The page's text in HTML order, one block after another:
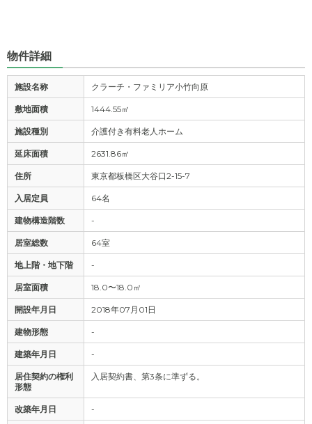
物件詳細
施設名称 クラーチ・ファミリア小竹向原
敷地面積 1444.55㎡
施設種別 介護付き有料老人ホーム
延床面積 2631.86㎡
住所 東京都板橋区大谷口2-15-7
入居定員 64名
建物構造階数 -
居室総数 64室
地上階・地下階 -
居室面積 18.0〜18.0㎡
開設年月日 2018年07月01日
建物形態 -
建築年月日 -
居住契約の権利
形態
入居契約書、第3条に準ずる。
改築年月日 -